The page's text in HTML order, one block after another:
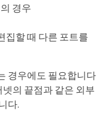
경우
집할 때 다른 포트를
경우에도 필요합니다
넷의 끝점과 같은 외부
다.